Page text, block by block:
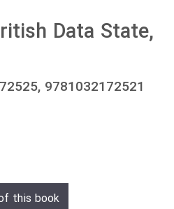
Data State,
9781032172521
this book